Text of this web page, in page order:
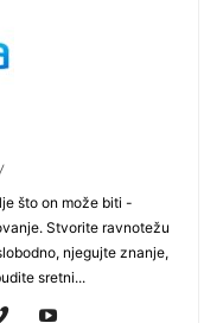
što on može biti -
Stvorite ravnotežu
njegujte znanje,
sretni...